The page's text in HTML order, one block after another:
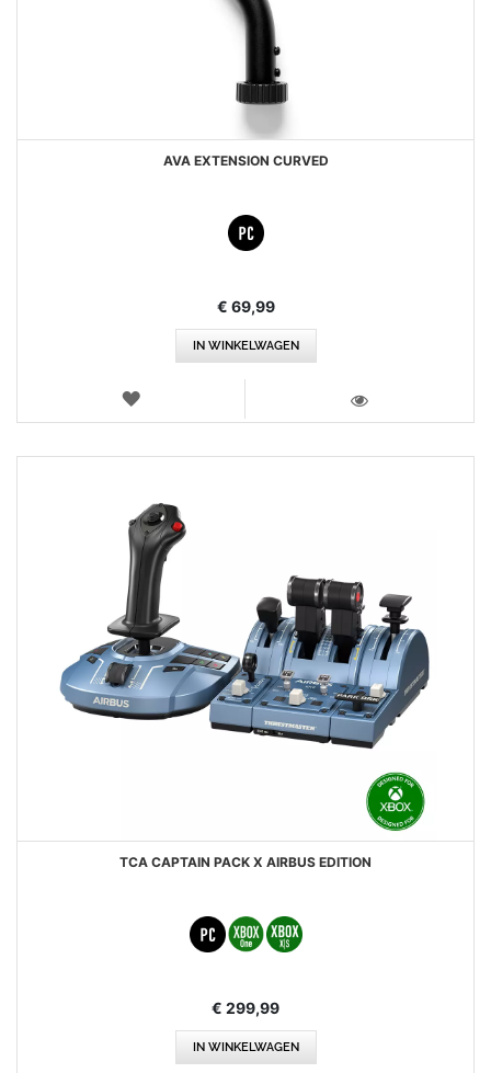
AVA EXTENSION CURVED
€ 69,99
IN WINKELWAGEN
VERLANGLIJST
TCA CAPTAIN PACK X AIRBUS EDITION
€ 299,99
IN WINKELWAGEN